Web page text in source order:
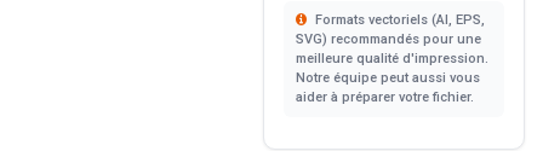
Formats vectoriels (AI, EPS,
SVG) recommandés pour une
meilleure qualité d'impression.
Notre équipe peut aussi vous
aider à préparer votre fichier.